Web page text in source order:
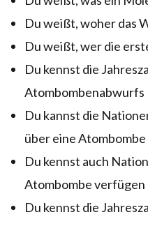
Du weißt, woher das
Du weißt, wer die
Du kennst die
Atombombenabwurfs
Du kannst die
über eine
Du kennst auch
Atombombe verfügen
Du kennst die